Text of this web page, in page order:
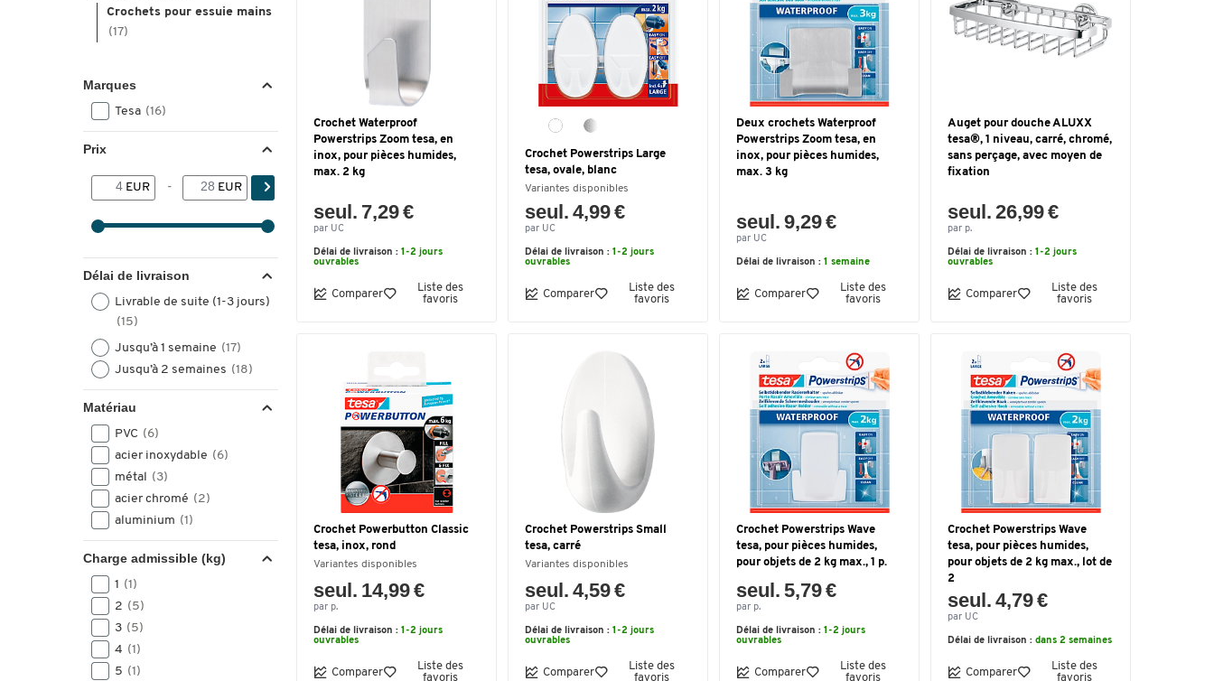
Crochets pour essuie mains
(17)
Marques
Tesa (16)
Prix
EUR - EUR
Délai de livraison
Livrable de suite (1-3 jours)
(15)
Jusqu’à 1 semaine (17)
Jusqu’à 2 semaines (18)
Matériau
PVC (6)
acier inoxydable (6)
métal (3)
acier chromé (2)
aluminium (1)
Charge admissible (kg)
1 (1)
2 (5)
3 (5)
4 (1)
5 (1)
Crochet Waterproof
Powerstrips Zoom tesa, en
inox, pour pièces humides,
max. 2 kg
seul. 7,29 €
par UC
Délai de livraison : 1-2 jours
ouvrables
Comparer
Liste des
favoris
Crochet Powerstrips Large
tesa, ovale, blanc
Variantes disponibles
seul. 4,99 €
par UC
Délai de livraison : 1-2 jours
ouvrables
Comparer
Liste des
favoris
Deux crochets Waterproof
Powerstrips Zoom tesa, en
inox, pour pièces humides,
max. 3 kg
seul. 9,29 €
par UC
Délai de livraison : 1 semaine
Comparer
Liste des
favoris
Auget pour douche ALUXX
tesa®, 1 niveau, carré, chromé,
sans perçage, avec moyen de
fixation
seul. 26,99 €
par p.
Délai de livraison : 1-2 jours
ouvrables
Comparer
Liste des
favoris
Crochet Powerbutton Classic
tesa, inox, rond
Variantes disponibles
seul. 14,99 €
par p.
Délai de livraison : 1-2 jours
ouvrables
Comparer
Liste des
favoris
Crochet Powerstrips Small
tesa, carré
Variantes disponibles
seul. 4,59 €
par UC
Délai de livraison : 1-2 jours
ouvrables
Comparer
Liste des
favoris
Crochet Powerstrips Wave
tesa, pour pièces humides,
pour objets de 2 kg max., 1 p.
seul. 5,79 €
par p.
Délai de livraison : 1-2 jours
ouvrables
Comparer
Liste des
favoris
Crochet Powerstrips Wave
tesa, pour pièces humides,
pour objets de 2 kg max., lot de
2
seul. 4,79 €
par UC
Délai de livraison : dans 2 semaines
Comparer
Liste des
favoris